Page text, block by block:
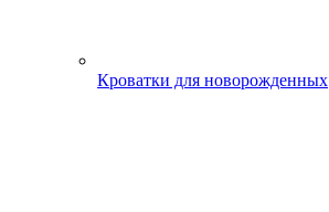
Кроватки для новорожденных